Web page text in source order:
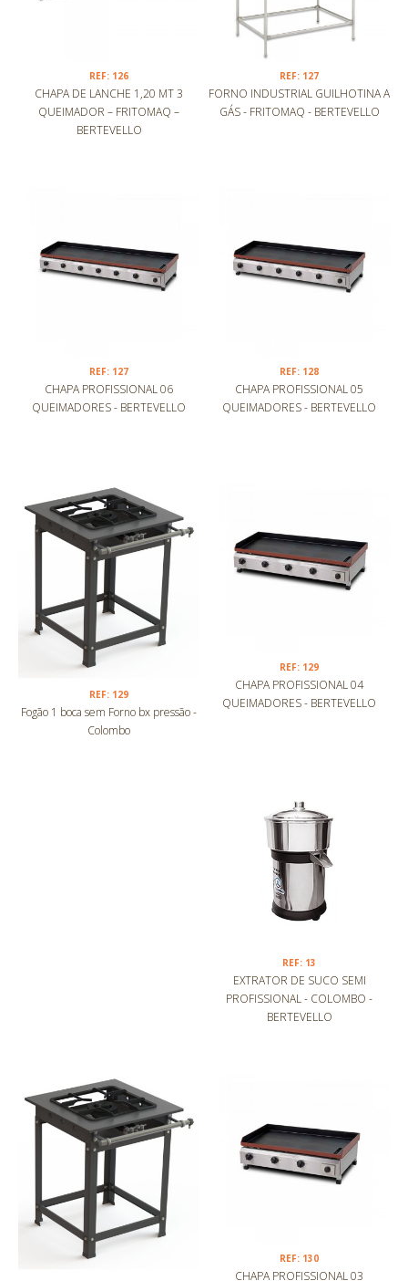
REF: 126
CHAPA DE LANCHE 1,20 MT 3
QUEIMADOR – FRITOMAQ –
BERTEVELLO
REF: 127
FORNO INDUSTRIAL GUILHOTINA A
GÁS - FRITOMAQ - BERTEVELLO
REF: 127
CHAPA PROFISSIONAL 06
QUEIMADORES - BERTEVELLO
REF: 128
CHAPA PROFISSIONAL 05
QUEIMADORES - BERTEVELLO
REF: 129
Fogão 1 boca sem Forno bx pressão -
Colombo
REF: 129
CHAPA PROFISSIONAL 04
QUEIMADORES - BERTEVELLO
REF: 13
EXTRATOR DE SUCO SEMI
PROFISSIONAL - COLOMBO -
BERTEVELLO
REF: 130
CHAPA PROFISSIONAL 03